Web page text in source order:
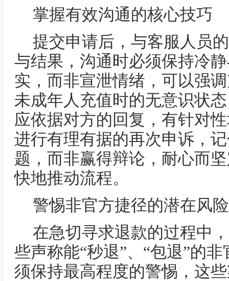
掌握有效沟通的核心技巧
提交申请后，与客服人员
与结果，沟通时必须保持冷
实，而非宣泄情绪，可以强
未成年人充值时的无意识状
应依据对方的回复，有针对
进行有理有据的再次申诉，
题，而非赢得辩论，耐心而
快地推动流程。
警惕非官方捷径的潜在风险
在急切寻求退款的过程中
些声称能“秒退”、“包退”的
须保持最高程度的警惕，这